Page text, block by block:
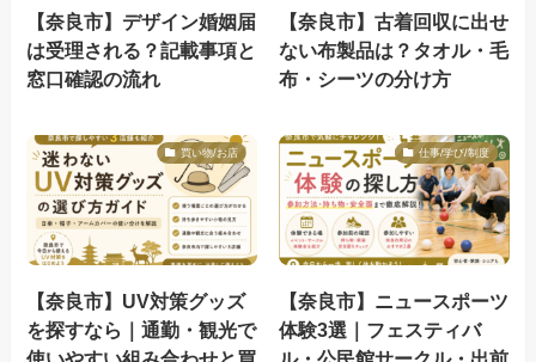
【奈良市】デザイン婚姻届
は受理される？記載事項と
窓口確認の流れ
【奈良市】古着回収に出せ
ない布製品は？タオル・毛
布・シーツの分け方
買い物/お店
【奈良市】UV対策グッズ
を探すなら｜通勤・観光で
仕事/学び/制度
【奈良市】ニュースポーツ
体験3選｜フェスティバ